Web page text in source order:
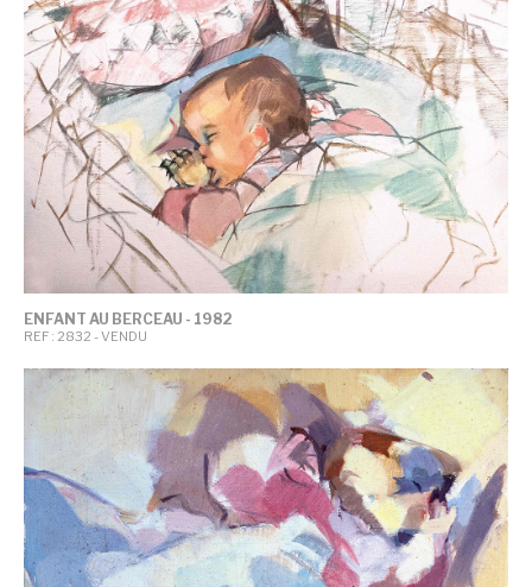
ENFANT AU BERCEAU - 1982
REF : 2832 - VENDU